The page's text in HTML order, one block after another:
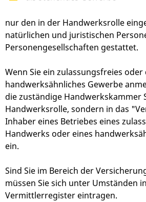
nur den in der Handwerksrolle
natürlichen und juristischen
Personengesellschaften gestattet.
Wenn Sie ein zulassungsfreies oder
handwerksähnliches Gewerbe
die zuständige Handwerkskammer
Handwerksrolle, sondern in das
Inhaber eines Betriebes eines
Handwerks oder eines
ein.
Sind Sie im Bereich der
müssen Sie sich unter Umständen
Vermittlerregister eintragen.